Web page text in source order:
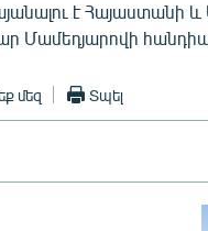
է
Մամեդյարովի
մեզ Տպել